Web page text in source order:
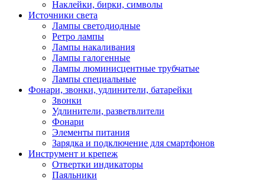
Наклейки, бирки, символы
Источники света
Лампы светодиодные
Ретро лампы
Лампы накаливания
Лампы галогенные
Лампы люминисцентные трубчатые
Лампы специальные
Фонари, звонки, удлинители, батарейки
Звонки
Удлинители, разветвлители
Фонари
Элементы питания
Зарядка и подключение для смартфонов
Инструмент и крепеж
Отвертки индикаторы
Паяльники